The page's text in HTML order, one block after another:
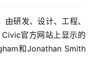
研发、设计、工程、
官方网站上显示的
和Jonathan Smith